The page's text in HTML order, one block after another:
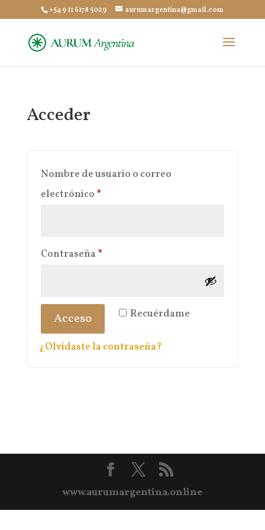
+54 9 11 6178 5029 aurumargentina@gmail.com
Acceder
Nombre de usuario o correo
electrónico *Obligatorio
Contraseña *Obligatorio
Recuérdame
Acceso
¿Olvidaste la contraseña?
www.aurumargentina.online